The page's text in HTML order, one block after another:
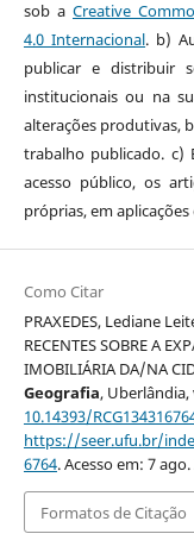
sob a Creative
4.0 Internacional. b)
publicar e distribuir
institucionais ou na
alterações produtivas,
trabalho publicado. c)
acesso público, os
próprias, em
Como Citar
PRAXEDES, Lediane
RECENTES SOBRE A
IMOBILIÁRIA DA/NA
Geografia, Uberlândia,
10.14393/
https://seer.ufu.br/
6764. Acesso em: 7 ago.
Formatos de Citação